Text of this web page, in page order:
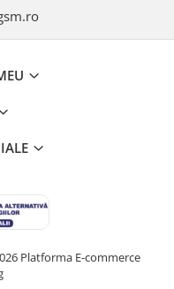
Platforma E-commerce